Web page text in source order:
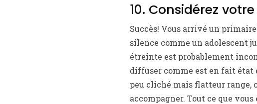
10. Considérez
Succès! Vous arrivé un
silence comme un adolescent
étreinte est probablement
diffuser comme est en fait état
peu cliché mais flatteur range,
accompagner. Tout ce que